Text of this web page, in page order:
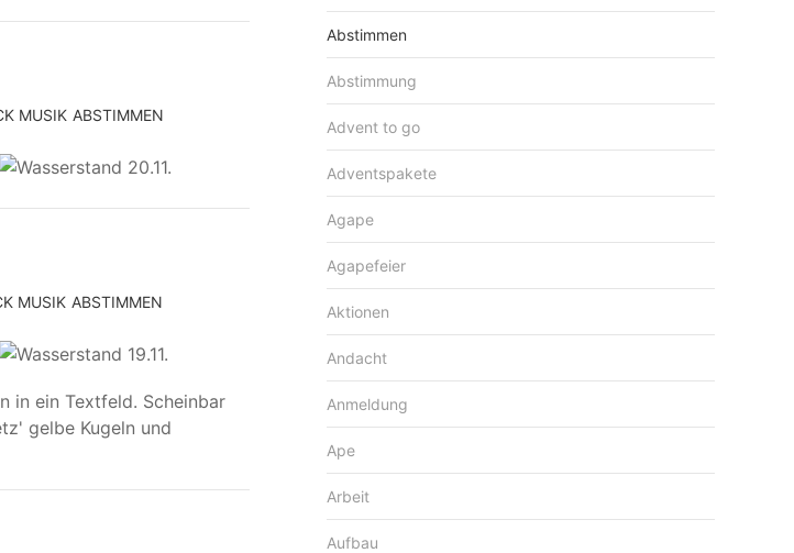
MUSIK ABSTIMMEN
MUSIK ABSTIMMEN
in ein Textfeld. Scheinbar
gelbe Kugeln und
Abstimmen
Abstimmung
Advent to go
Adventspakete
Agape
Agapefeier
Aktionen
Andacht
Anmeldung
Ape
Arbeit
Aufbau